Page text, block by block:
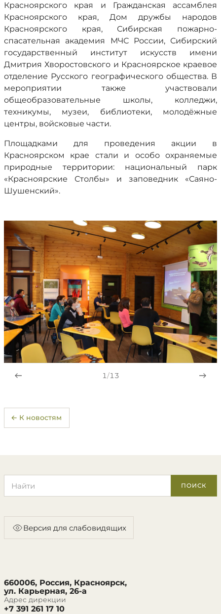
Красноярского края и Гражданская ассамблея
Красноярского края, Дом дружбы народов
Красноярского края, Сибирская пожарно-
спасательная академия МЧС России, Сибирский
государственный институт искусств имени
Дмитрия Хворостовского и Красноярское краевое
отделение Русского географического общества. В
мероприятии также участвовали
общеобразовательные школы, колледжи,
техникумы, музеи, библиотеки, молодёжные
центры, войсковые части.
Площадками для проведения акции в
Красноярском крае стали и особо охраняемые
природные территории: национальный парк
«Красноярские Столбы» и заповедник «Саяно-
Шушенский».
1/13
← К новостям
ПОИСК
Версия для слабовидящих
660006, Россия, Красноярск,
ул. Карьерная, 26-а
Адрес дирекции
+7 391 261 17 10